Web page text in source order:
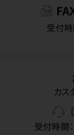
受付
カス
受付時間